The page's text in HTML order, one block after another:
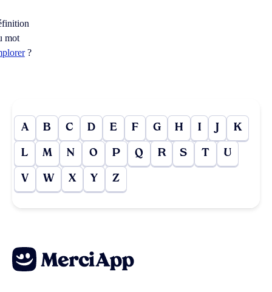
mot
?
A B C D E F G H I J K
L M N O P Q R S T U
V W X Y Z